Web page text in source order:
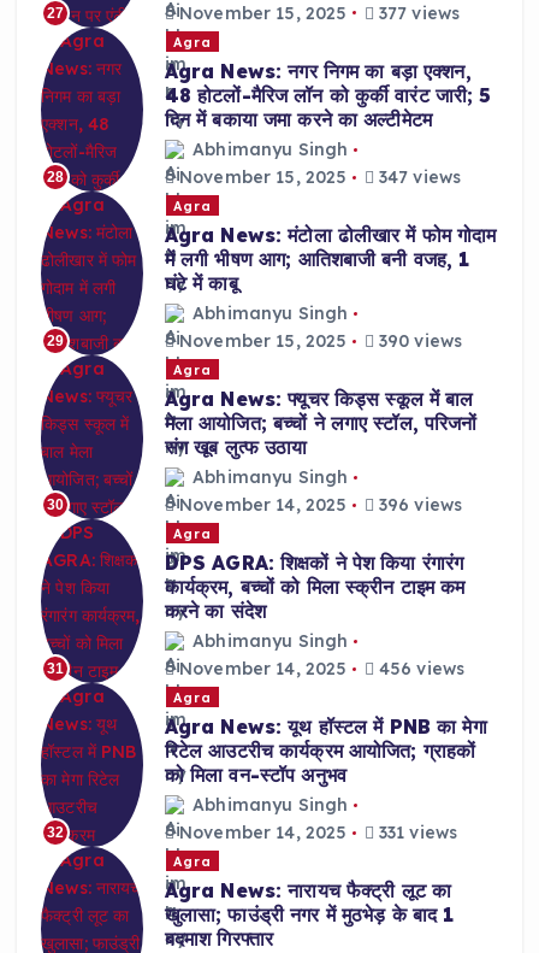
27
November 15, 2025
377 views
28
Agra
Agra News: नगर निगम का बड़ा एक्शन,
48 होटलों-मैरिज लॉन को कुर्की वारंट जारी; 5
दिन में बकाया जमा करने का अल्टीमेटम
Abhimanyu Singh
November 15, 2025
347 views
29
Agra
Agra News: मंटोला ढोलीखार में फोम गोदाम
में लगी भीषण आग; आतिशबाजी बनी वजह, 1
घंटे में काबू
Abhimanyu Singh
November 15, 2025
390 views
30
Agra
Agra News: फ्यूचर किड्स स्कूल में बाल
मेला आयोजित; बच्चों ने लगाए स्टॉल, परिजनों
संग खूब लुत्फ उठाया
Abhimanyu Singh
November 14, 2025
396 views
31
Agra
DPS AGRA: शिक्षकों ने पेश किया रंगारंग
कार्यक्रम, बच्चों को मिला स्क्रीन टाइम कम
करने का संदेश
Abhimanyu Singh
November 14, 2025
456 views
32
Agra
Agra News: यूथ हॉस्टल में PNB का मेगा
रिटेल आउटरीच कार्यक्रम आयोजित; ग्राहकों
को मिला वन-स्टॉप अनुभव
Abhimanyu Singh
November 14, 2025
331 views
Agra
Agra News: नारायच फैक्ट्री लूट का
खुलासा; फाउंड्री नगर में मुठभेड़ के बाद 1
बदमाश गिरफ्तार